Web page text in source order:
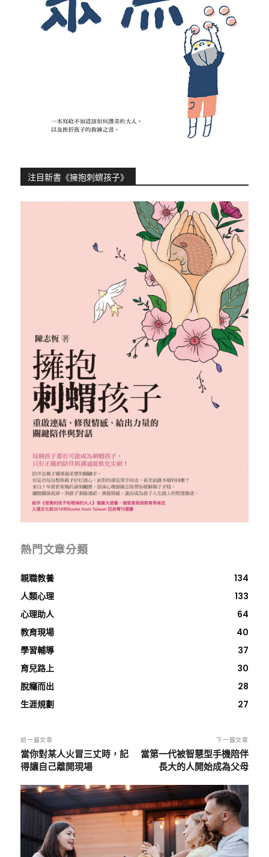
注目新書《擁抱刺蝟孩子》
熱門文章分類
親職教養
134
人類心理
133
心理助人
64
教育現場
40
學習輔導
37
育兒路上
30
脫癮而出
28
生涯規劃
27
前一篇文章
當你對某人火冒三丈時，記
得讓自己離開現場
下一篇文章
當第一代被智慧型手機陪伴
長大的人開始成為父母